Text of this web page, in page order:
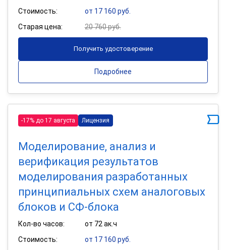
Стоимость:
от 17 160 руб.
Старая цена:
20 760 руб.
Получить удостоверение
Подробнее
-17% до 17 августа Лицензия
Моделирование, анализ и
верификация результатов
моделирования разработанных
принципиальных схем аналоговых
блоков и СФ-блока
Кол-во часов:
от 72 ак.ч
Стоимость:
от 17 160 руб.